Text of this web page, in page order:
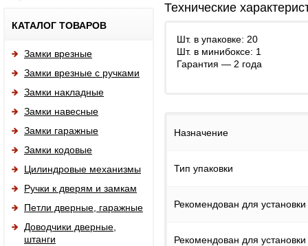
КАТАЛОГ ТОВАРОВ
Замки врезные
Замки врезные с ручками
Замки накладные
Замки навесные
Замки гаражные
Замки кодовые
Цилиндровые механизмы
Ручки к дверям и замкам
Петли дверные, гаражные
Доводчики дверные,
штанги
Технические
Шт. в упаковке: 20
Шт. в минибоксе: 1
Гарантия — 2 года
Назначение
Тип упаковки
Рекомендован для
Рекомендован для